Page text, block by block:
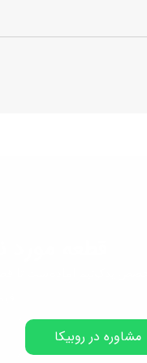
مشاوره در روبیکا